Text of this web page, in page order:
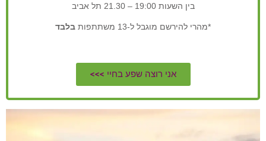
בין השעות 19:00 – 21.30 תל אביב
*מהרי להירשם מוגבל ל-13 משתתפות בלבד
אני רוצה שפע בחיי >>>